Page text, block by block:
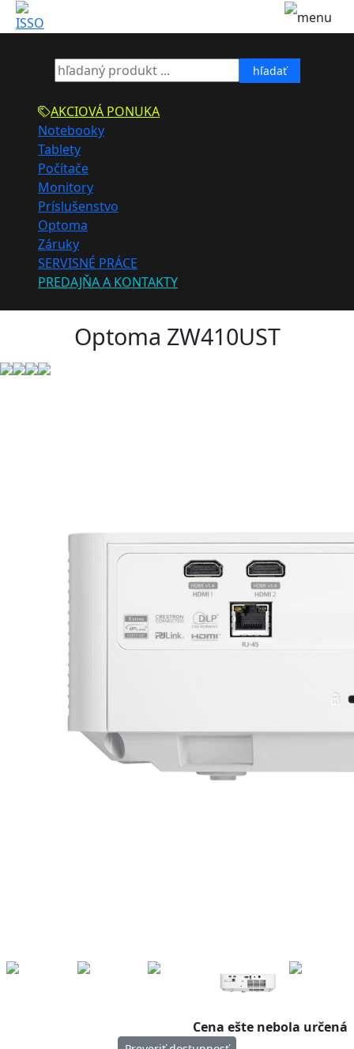
hľadať
AKCIOVÁ PONUKA
Notebooky
Tablety
Počítače
Monitory
Príslušenstvo
Optoma
Záruky
SERVISNÉ PRÁCE
PREDAJŇA A KONTAKTY
Optoma ZW410UST
Cena ešte nebola určená